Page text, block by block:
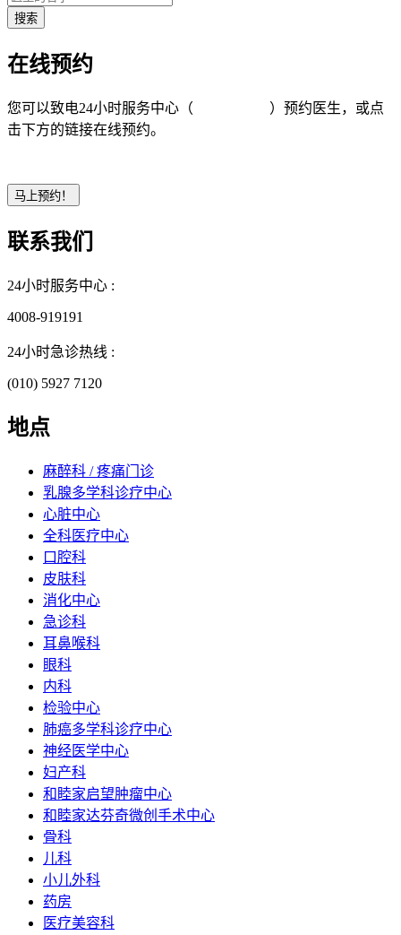
在线预约
您可以致电24小时服务中心（
）预约医生，或点
击下方的链接在线预约。
联系我们
24小时服务中心 :
4008-919191
24小时急诊热线 :
(010) 5927 7120
地点
麻醉科 / 疼痛门诊
乳腺多学科诊疗中心
心脏中心
全科医疗中心
口腔科
皮肤科
消化中心
急诊科
耳鼻喉科
眼科
内科
检验中心
肺癌多学科诊疗中心
神经医学中心
妇产科
和睦家启望肿瘤中心
和睦家达芬奇微创手术中心
骨科
儿科
小儿外科
药房
医疗美容科